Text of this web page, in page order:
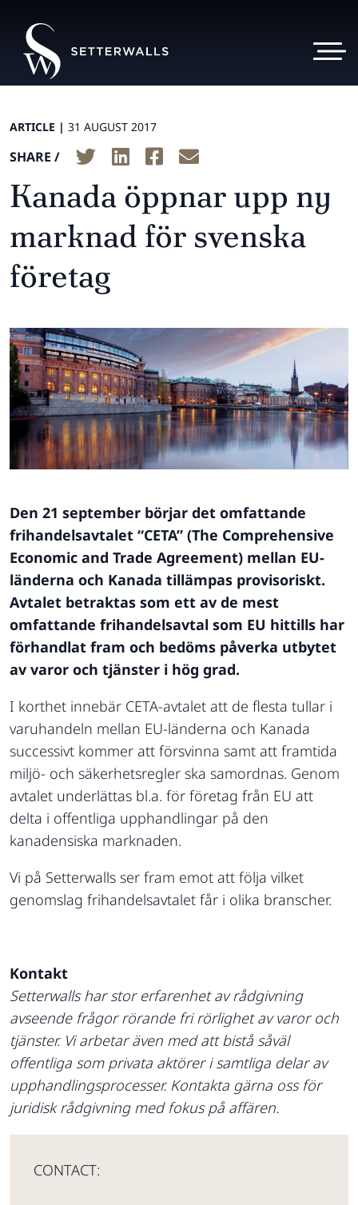
ARTICLE | 31 AUGUST 2017
SHARE /
Kanada öppnar upp ny
marknad för svenska
företag
Den 21 september börjar det omfattande
frihandelsavtalet “CETA” (The Comprehensive
Economic and Trade Agreement) mellan EU-
länderna och Kanada tillämpas provisoriskt.
Avtalet betraktas som ett av de mest
omfattande frihandelsavtal som EU hittills har
förhandlat fram och bedöms påverka utbytet
av varor och tjänster i hög grad.
I korthet innebär CETA-avtalet att de flesta tullar i
varuhandeln mellan EU-länderna och Kanada
successivt kommer att försvinna samt att framtida
miljö- och säkerhetsregler ska samordnas. Genom
avtalet underlättas bl.a. för företag från EU att
delta i offentliga upphandlingar på den
kanadensiska marknaden.
Vi på Setterwalls ser fram emot att följa vilket
genomslag frihandelsavtalet får i olika branscher.
Kontakt
Setterwalls har stor erfarenhet av rådgivning
avseende frågor rörande fri rörlighet av varor och
tjänster. Vi arbetar även med att bistå såväl
offentliga som privata aktörer i samtliga delar av
upphandlingsprocesser. Kontakta gärna oss för
juridisk rådgivning med fokus på affären.
CONTACT: